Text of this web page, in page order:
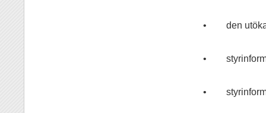
• den
•
•